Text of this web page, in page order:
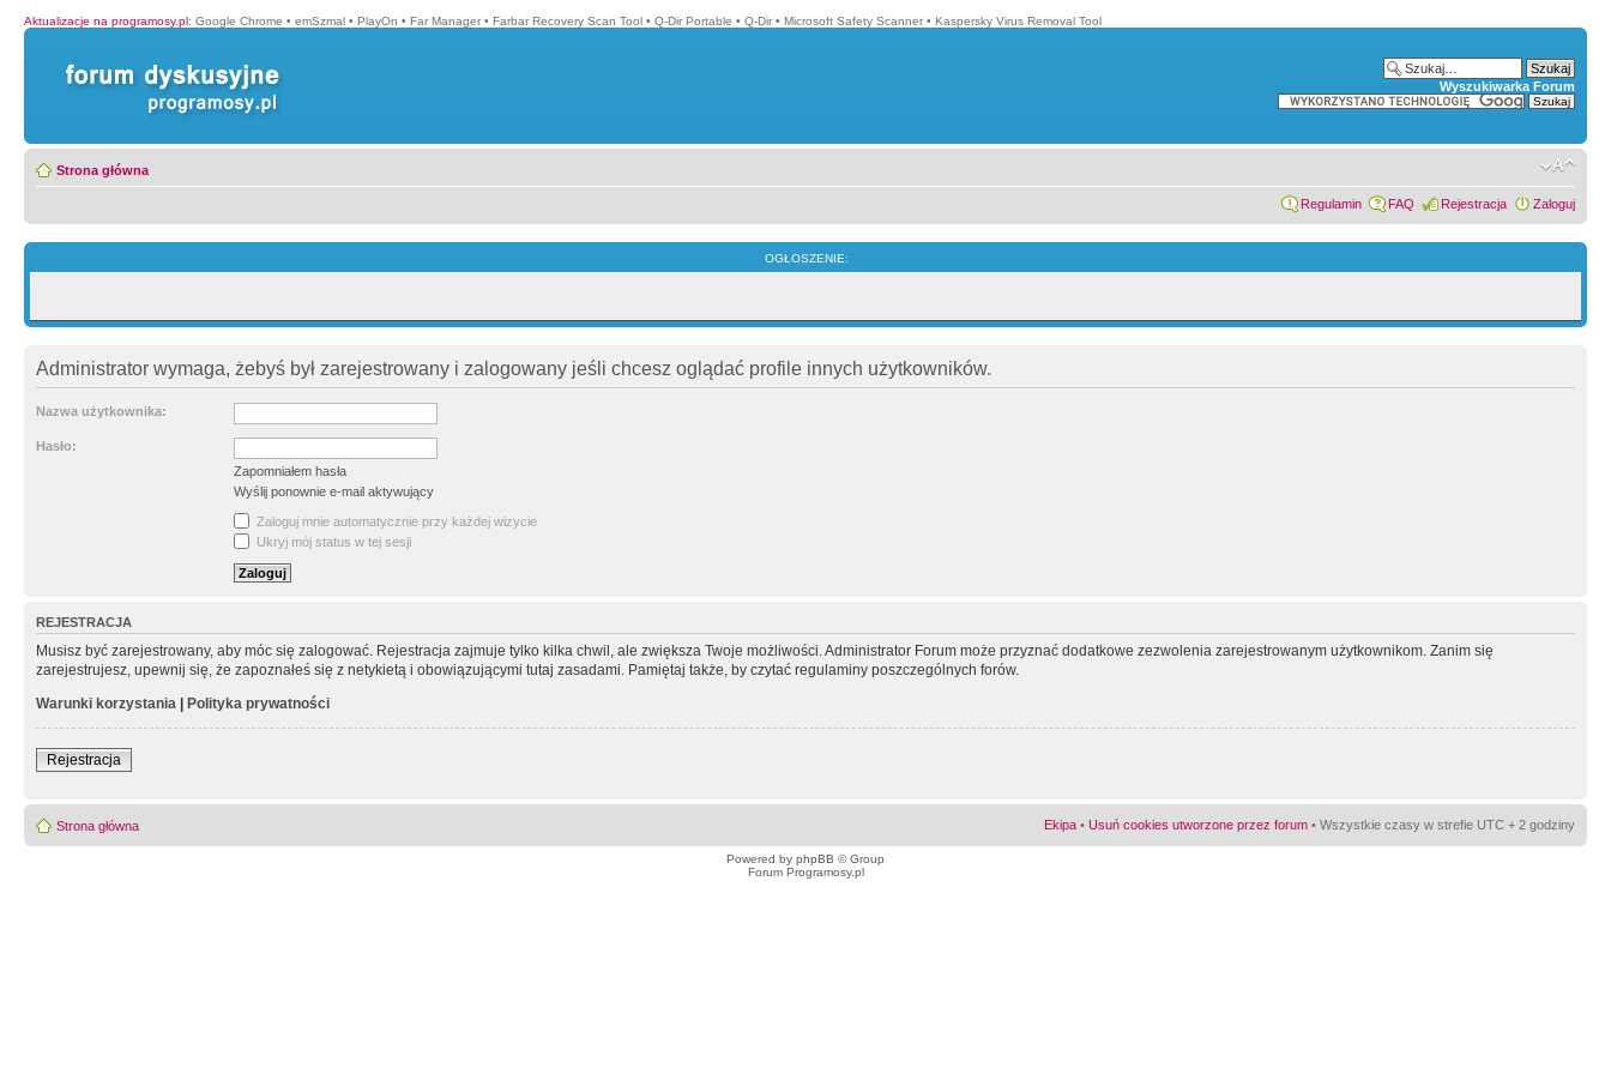
Aktualizacje na programosy.pl: Google Chrome • emSzmal • PlayOn • Far Manager • Farbar Recovery Scan Tool • Q-Dir Portable • Q-Dir • Microsoft Safety Scanner • Kaspersky Virus Removal Tool
Wyszukiwarka Forum
Strona główna
Regulamin FAQ Rejestracja Zaloguj
OGŁOSZENIE:
Administrator wymaga, żebyś był zarejestrowany i zalogowany jeśli chcesz oglądać profile innych użytkowników.
Nazwa użytkownika:
Hasło:
Zapomniałem hasła
Wyślij ponownie e-mail aktywujący
Zaloguj mnie automatycznie przy każdej wizycie
Ukryj mój status w tej sesji
REJESTRACJA
Musisz być zarejestrowany, aby móc się zalogować. Rejestracja zajmuje tylko kilka chwil, ale zwiększa Twoje możliwości. Administrator Forum może przyznać dodatkowe zezwolenia zarejestrowanym użytkownikom. Zanim się
zarejestrujesz, upewnij się, że zapoznałeś się z netykietą i obowiązującymi tutaj zasadami. Pamiętaj także, by czytać regulaminy poszczególnych forów.
Warunki korzystania | Polityka prywatności
Rejestracja
Strona główna Ekipa • Usuń cookies utworzone przez forum • Wszystkie czasy w strefie UTC + 2 godziny
Powered by phpBB © Group
Forum Programosy.pl